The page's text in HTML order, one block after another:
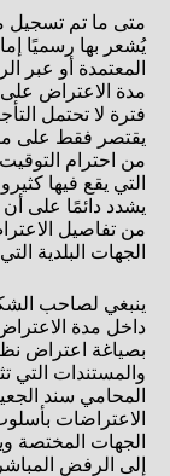
متى ما تم تسجيل
يُشعر بها رسميًا
المعتمدة أو عبر
مدة الاعتراض
فترة لا تحتمل
يقتصر فقط على
من احترام
التي يقع فيها
يشدد دائمًا على
من تفاصيل
الجهات البلدية
ينبغي لصاحب
داخل مدة الاعتراض
بصياغة اعتراض
والمستندات
المحامي سند
الاعتراضات
الجهات المختصة
إلى الرفض